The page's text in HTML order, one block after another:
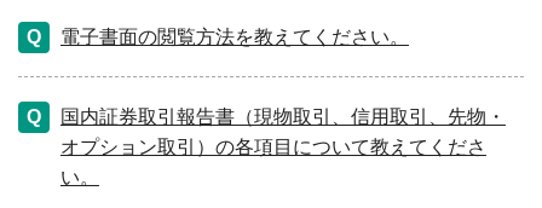
電子書面の閲覧方法を教えてください。
国内証券取引報告書（現物取引、信用取引、先物・
オプション取引）の各項目について教えてくださ
い。